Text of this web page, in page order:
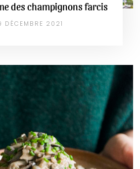
des champignons farcis
DÉCEMBRE 2021